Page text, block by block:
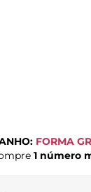
FORMA
1 número